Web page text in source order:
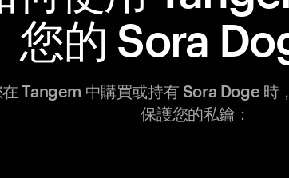
您的 Sora
Tangem 中購買或持有 Sora Doge 時
保護您的私鑰：